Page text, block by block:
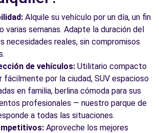
Alquile su vehículo por un día, un fin
varias semanas. Adapte la duración del
necesidades reales, sin compromisos
de vehículos: Utilitario compacto
fácilmente por la ciudad, SUV espacioso
en familia, berlina cómoda para sus
profesionales — nuestro parque de
a todas las situaciones.
Aproveche los mejores